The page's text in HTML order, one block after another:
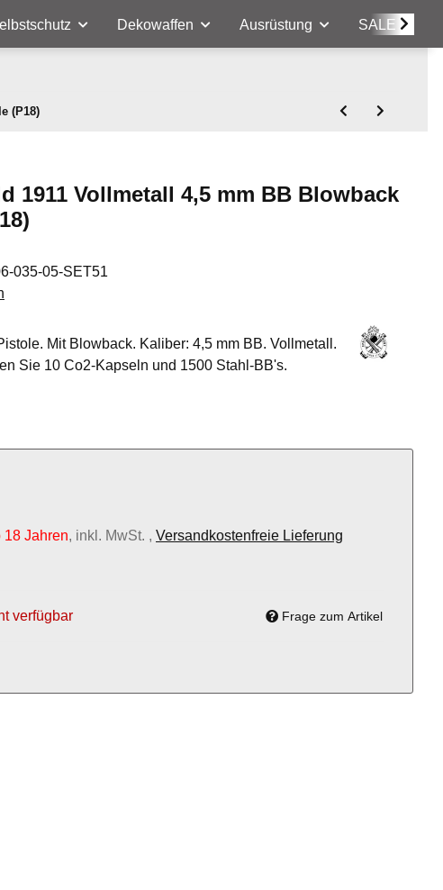
Dekowaffen Ausrüstung SALE
(P18)
1911 Vollmetall 4,5 mm BB Blowback
035-05-SET51
Mit Blowback. Kaliber: 4,5 mm BB. Vollmetall.
Sie 10 Co2-Kapseln und 1500 Stahl-BB's.
18 Jahren, inkl. MwSt. , Versandkostenfreie Lieferung
verfügbar Frage zum Artikel